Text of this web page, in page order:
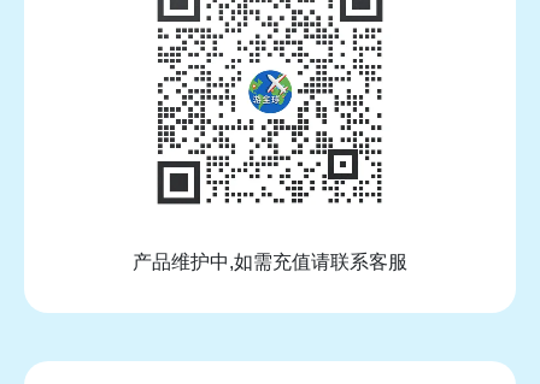
产品维护中,如需充值请联系客服